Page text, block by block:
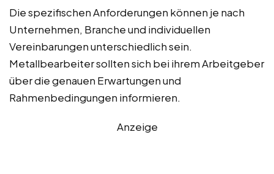
Die spezifischen Anforderungen können je nach
Unternehmen, Branche und individuellen
Vereinbarungen unterschiedlich sein.
Metallbearbeiter sollten sich bei ihrem Arbeitgeber
über die genauen Erwartungen und
Rahmenbedingungen informieren.
Anzeige